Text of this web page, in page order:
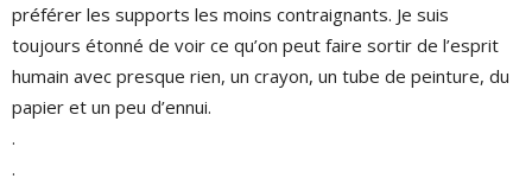
préférer les supports les moins contraignants. Je suis
toujours étonné de voir ce qu’on peut faire sortir de l’esprit
humain avec presque rien, un crayon, un tube de peinture, du
papier et un peu d’ennui.
.
.